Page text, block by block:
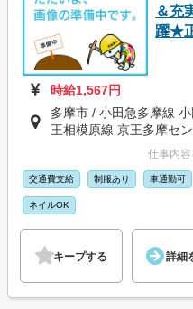
＆充
躍★
時給1,567円
多摩市 / 小田急多摩線
王相模原線 京王多摩セ
仕事内
交通費支給 制服あり 車通勤可
ネイルOK
キープする 詳細